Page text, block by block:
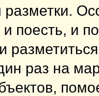
и поесть, и
раз на